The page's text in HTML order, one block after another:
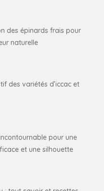
des épinards frais pour
naturelle
des variétés d’iccac et
pour une
et une silhouette